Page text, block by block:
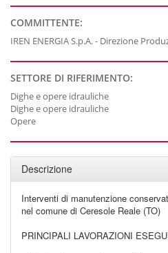
COMMITTENTE:
IREN ENERGIA S.p.A. - Direzione
SETTORE DI RIFERIMENTO:
Dighe e opere idrauliche
Dighe e opere idrauliche
Opere
Descrizione
Interventi di manutenzione
nel comune di Ceresole Reale (TO)
PRINCIPALI LAVORAZIONI